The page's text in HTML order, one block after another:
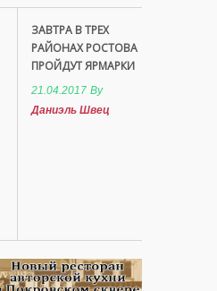
ЗАВТРА В ТРЕХ
РАЙОНАХ РОСТОВА
ПРОЙДУТ ЯРМАРКИ
21.04.2017 By
Даниэль Швец